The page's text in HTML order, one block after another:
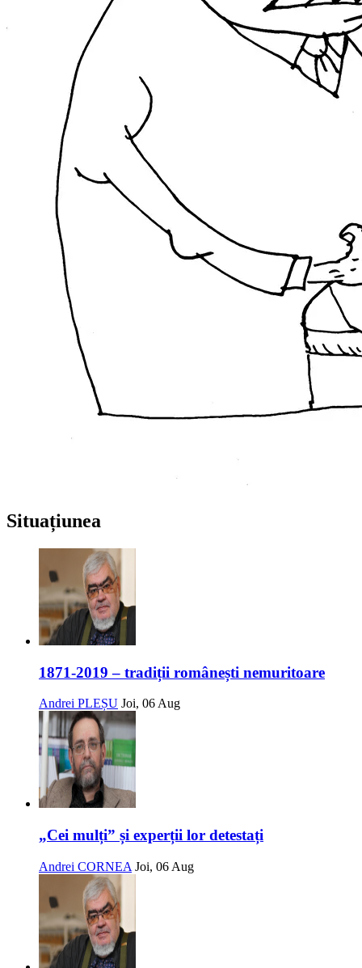
Situațiunea
1871-2019 – tradiții românești nemuritoare
Andrei PLEȘU Joi, 06 Aug
„Cei mulți” și experții lor detestați
Andrei CORNEA Joi, 06 Aug